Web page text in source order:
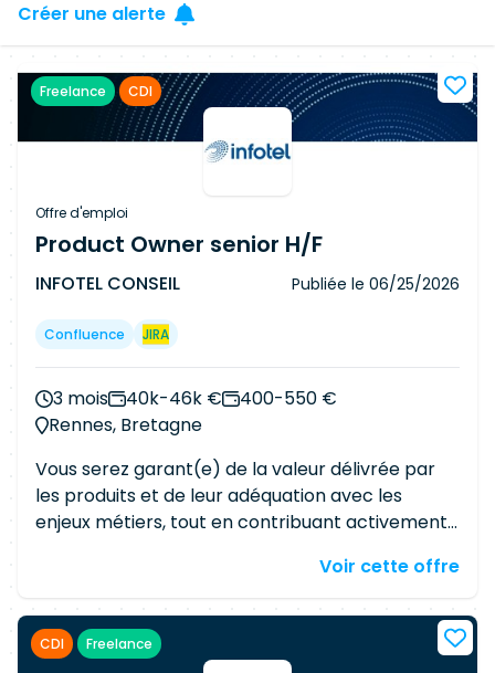
Créer une alerte
Freelance CDI
Offre d'emploi
Product Owner senior H/F
INFOTEL CONSEIL Publiée le 06/25/2026
Confluence JIRA
3 mois 40k-46k €
400-550 €
Rennes, Bretagne
Vous serez garant(e) de la valeur délivrée par
les produits et de leur adéquation avec les
enjeux métiers, tout en contribuant activement
Vos principales responsabilités pourront être les
besoins métiers en fonctionnalités Prioriser le
backlog produit en fonction de la valeur métier,
Voir cette offre
CDI Freelance